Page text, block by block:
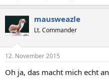
mausweazle
Lt. Commander
12. November 2015
Oh ja, das macht mich echt an